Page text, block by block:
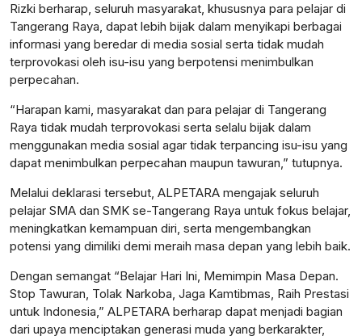
Rizki berharap, seluruh masyarakat, khususnya para pelajar di
Tangerang Raya, dapat lebih bijak dalam menyikapi berbagai
informasi yang beredar di media sosial serta tidak mudah
terprovokasi oleh isu-isu yang berpotensi menimbulkan
perpecahan.
“Harapan kami, masyarakat dan para pelajar di Tangerang
Raya tidak mudah terprovokasi serta selalu bijak dalam
menggunakan media sosial agar tidak terpancing isu-isu yang
dapat menimbulkan perpecahan maupun tawuran,” tutupnya.
Melalui deklarasi tersebut, ALPETARA mengajak seluruh
pelajar SMA dan SMK se-Tangerang Raya untuk fokus belajar,
meningkatkan kemampuan diri, serta mengembangkan
potensi yang dimiliki demi meraih masa depan yang lebih baik.
Dengan semangat “Belajar Hari Ini, Memimpin Masa Depan.
Stop Tawuran, Tolak Narkoba, Jaga Kamtibmas, Raih Prestasi
untuk Indonesia,” ALPETARA berharap dapat menjadi bagian
dari upaya menciptakan generasi muda yang berkarakter,